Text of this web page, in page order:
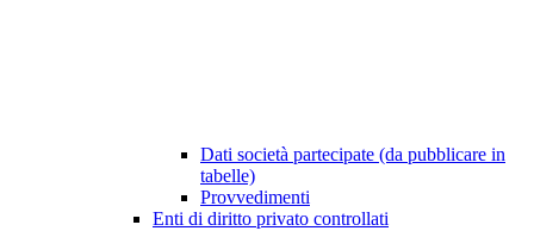
Dati società partecipate (da pubblicare in
tabelle)
Provvedimenti
Enti di diritto privato controllati